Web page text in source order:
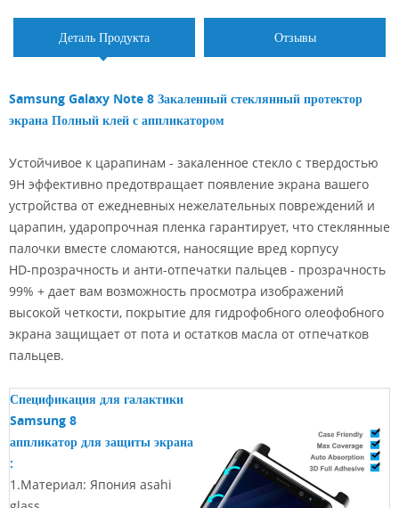
Деталь Продукта Отзывы
Samsung Galaxy Note 8 Закаленный стеклянный протектор
экрана Полный клей с аппликатором
Устойчивое к царапинам - закаленное стекло с твердостью
9H эффективно предотвращает появление экрана вашего
устройства от ежедневных нежелательных повреждений и
царапин, ударопрочная пленка гарантирует, что стеклянные
палочки вместе сломаются, наносящие вред корпусу
HD-прозрачность и анти-отпечатки пальцев - прозрачность
99% + дает вам возможность просмотра изображений
высокой четкости, покрытие для гидрофобного олеофобного
экрана защищает от пота и остатков масла от отпечатков
пальцев.
Спецификация для галактики
Samsung 8
аппликатор для защиты экрана
:
1.Материал: Япония asahi